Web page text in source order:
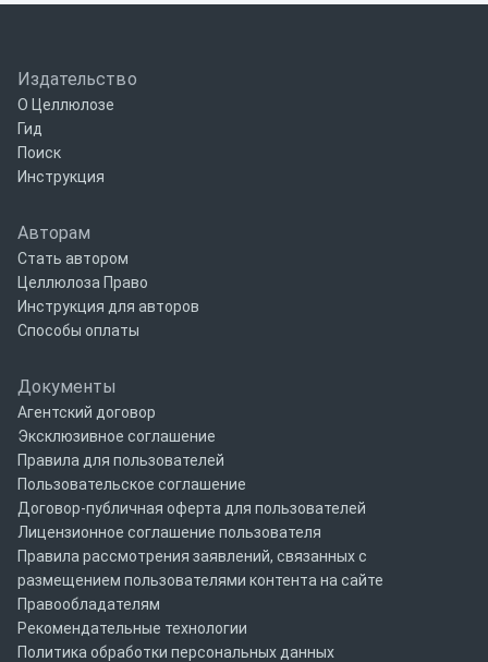
Издательство
О Целлюлозе
Гид
Поиск
Инструкция
Авторам
Стать автором
Целлюлоза Право
Инструкция для авторов
Способы оплаты
Документы
Агентский договор
Эксклюзивное соглашение
Правила для пользователей
Пользовательское соглашение
Договор-публичная оферта для пользователей
Лицензионное соглашение пользователя
Правила рассмотрения заявлений, связанных с
размещением пользователями контента на сайте
Правообладателям
Рекомендательные технологии
Политика обработки персональных данных